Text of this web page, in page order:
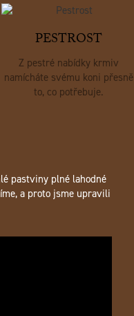
PESTROST
Z pestré nabídky krmiv
namícháte svému koni přesně
to, co potřebuje.
pastviny plné lahodné
a proto jsme upravili